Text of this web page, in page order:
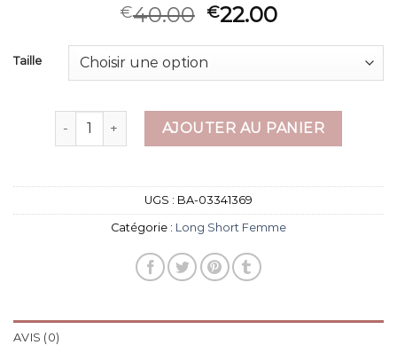
€40.00 €22.00
Taille
quantité de long short femme
AJOUTER AU PANIER
UGS : BA-03341369
Catégorie : Long Short Femme
AVIS (0)